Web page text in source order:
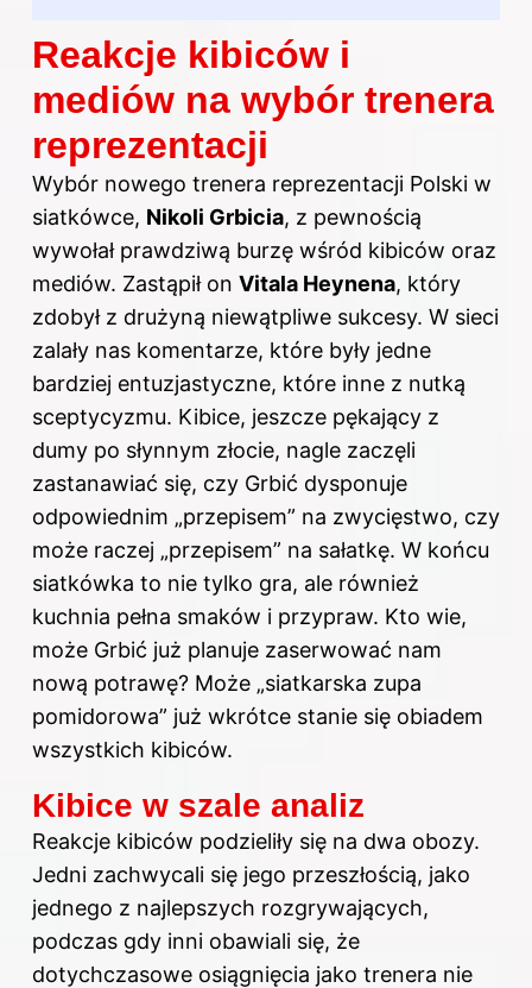
Reakcje kibiców i
mediów na wybór trenera
reprezentacji
Wybór nowego trenera reprezentacji Polski w
siatkówce, Nikoli Grbicia, z pewnością
wywołał prawdziwą burzę wśród kibiców oraz
mediów. Zastąpił on Vitala Heynena, który
zdobył z drużyną niewątpliwe sukcesy. W sieci
zalały nas komentarze, które były jedne
bardziej entuzjastyczne, które inne z nutką
sceptycyzmu. Kibice, jeszcze pękający z
dumy po słynnym złocie, nagle zaczęli
zastanawiać się, czy Grbić dysponuje
odpowiednim „przepisem” na zwycięstwo, czy
może raczej „przepisem” na sałatkę. W końcu
siatkówka to nie tylko gra, ale również
kuchnia pełna smaków i przypraw. Kto wie,
może Grbić już planuje zaserwować nam
nową potrawę? Może „siatkarska zupa
pomidorowa” już wkrótce stanie się obiadem
wszystkich kibiców.
Kibice w szale analiz
Reakcje kibiców podzieliły się na dwa obozy.
Jedni zachwycali się jego przeszłością, jako
jednego z najlepszych rozgrywających,
podczas gdy inni obawiali się, że
dotychczasowe osiągnięcia jako trenera nie